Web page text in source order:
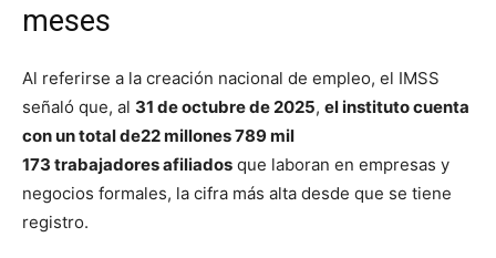
meses
Al referirse a la creación nacional de empleo, el IMSS
señaló que, al 31 de octubre de 2025, el instituto cuenta
con un total de22 millones 789 mil
173 trabajadoresafiliados que laboran en empresas y
negocios formales, la cifra más alta desde que se tiene
registro.